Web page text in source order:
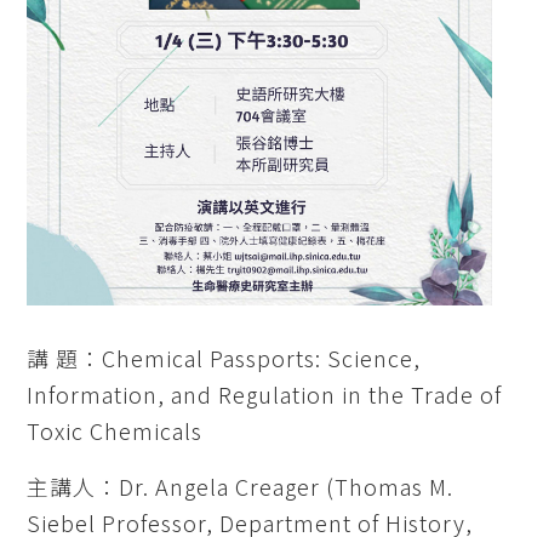
講 題：Chemical Passports: Science,
Information, and Regulation in the Trade of
Toxic Chemicals
主講人：Dr. Angela Creager (Thomas M.
Siebel Professor, Department of History,